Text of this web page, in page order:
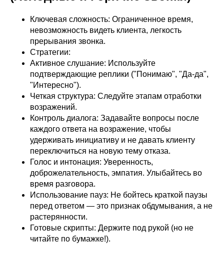
Ключевая сложность: Ограниченное время,
невозможность видеть клиента, легкость
прерывания звонка.
Стратегии:
Активное слушание: Используйте
подтверждающие реплики ("Понимаю", "Да-да",
"Интересно").
Четкая структура: Следуйте этапам отработки
возражений.
Контроль диалога: Задавайте вопросы после
каждого ответа на возражение, чтобы
удерживать инициативу и не давать клиенту
переключиться на новую тему отказа.
Голос и интонация: Уверенность,
доброжелательность, эмпатия. Улыбайтесь во
время разговора.
Использование пауз: Не бойтесь краткой паузы
перед ответом — это признак обдумывания, а не
растерянности.
Готовые скрипты: Держите под рукой (но не
читайте по бумажке!).